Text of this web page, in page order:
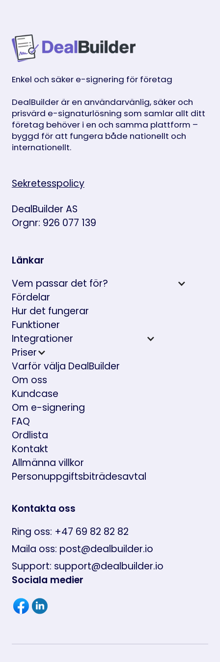
Enkel och säker e-signering för företag
DealBuilder är en användarvänlig, säker och
prisvärd e-signaturlösning som samlar allt ditt
företag behöver i en och samma plattform –
byggd för att fungera både nationellt och
internationellt.
Sekretesspolicy
DealBuilder AS
Orgnr: 926 077 139
Länkar
Vem passar det för?
Fördelar
Hur det fungerar
Funktioner
Integrationer
Priser
Varför välja DealBuilder
Om oss
Kundcase
Om e-signering
FAQ
Ordlista
Kontakt
Allmänna villkor
Personuppgiftsbiträdesavtal
Kontakta oss
Ring oss: +47 69 82 82 82
Maila oss: post@dealbuilder.io
Support: support@dealbuilder.io
Sociala medier